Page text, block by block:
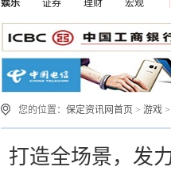
娱乐
证券 理财 宏观
您的位置： 保定资讯网首页 > 游戏
打造全场景，发